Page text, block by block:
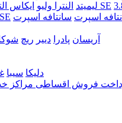
لیمیتد النترا ولیو ایکاس توسان SE
سانتافه SE اسپرت
آریسان پادرا دییر ریچ
دلیکا سیبا
فروش اقساطی مراکز